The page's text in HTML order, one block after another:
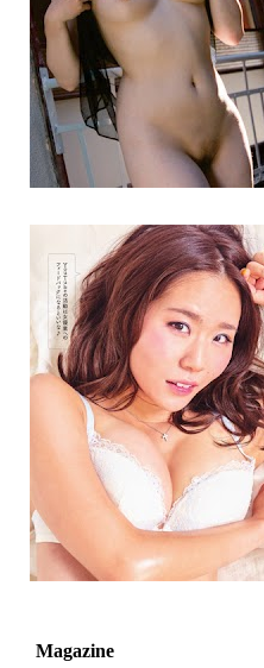
Magazine